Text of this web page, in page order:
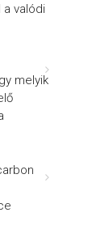
valódi
melyik